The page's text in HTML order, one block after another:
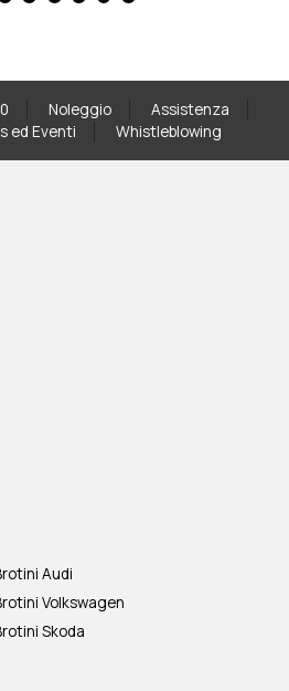
Noleggio
Assistenza
ed Eventi Whistleblowing
Audi
Volkswagen
Skoda